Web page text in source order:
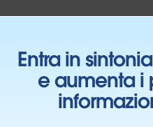
Entra in
e aumenta i